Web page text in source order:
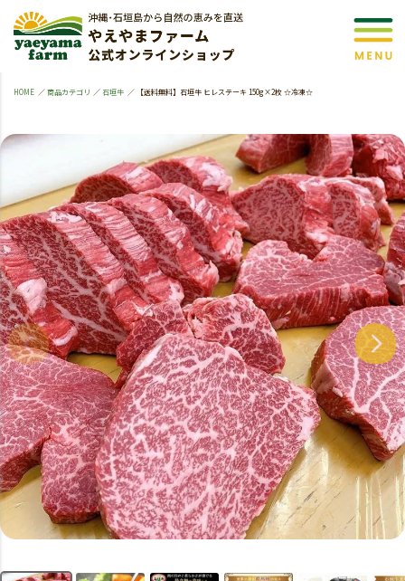
HOME 商品カテゴリ 石垣牛 【送料無料】石垣牛 ヒレステーキ 150g×2枚 ☆冷凍☆